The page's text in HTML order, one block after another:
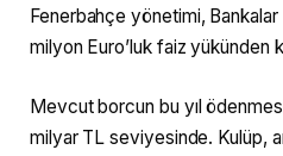
Fenerbahçe yönetimi, Bankalar
milyon Euro’luk faiz yükünden
Mevcut borcun bu yıl
milyar TL seviyesinde. Kulüp,